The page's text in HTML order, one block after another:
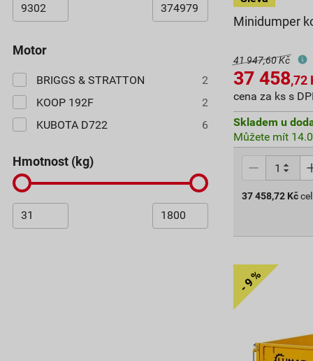
motor
BRIGGS & STRATTON
2
KOOP 192F
2
KUBOTA D722
6
hmotnost (kg)
Minidumper
41 947,60 Kč
37 458,72
cena za ks s
Skladem u
Můžete mít
37 458,72 Kč